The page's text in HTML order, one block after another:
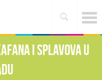
i splavova u